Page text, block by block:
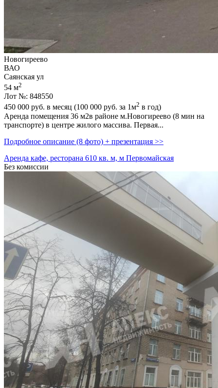
Новогиреево
ВАО
Саянская ул
54 м2
Лот №: 848550
450 000 руб. в месяц (100 000 руб. за 1м2 в год)
Аренда помещения 36 м2в районе м.Новогиреево (8 мин на
транспорте) в центре жилого массива. Первая...
Подробное описание (8 фото) + презентация >>
Аренда кафе, ресторана 610 кв. м, м Первомайская
Без комиссии